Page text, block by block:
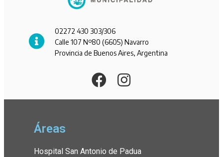
02272 430 303/306
Calle 107 Nº80 (6605) Navarro
Provincia de Buenos Aires, Argentina
Áreas
Hospital San Antonio de Padua